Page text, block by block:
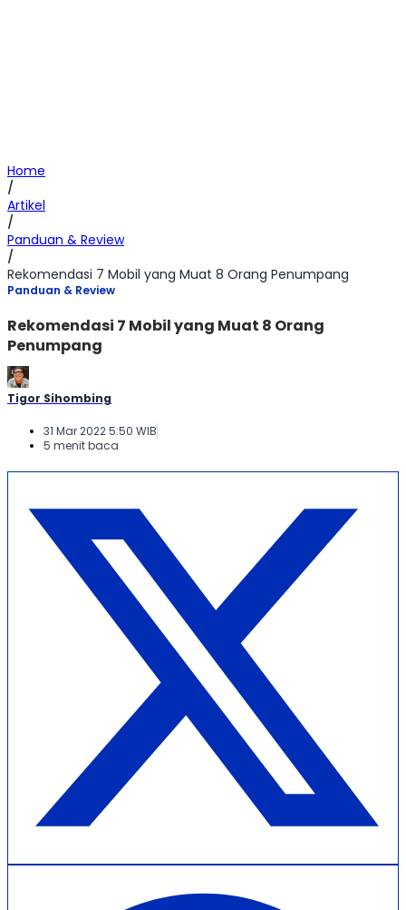
Home
/
Artikel
/
Panduan & Review
/
Rekomendasi 7 Mobil yang Muat 8 Orang Penumpang
Panduan & Review
Rekomendasi 7 Mobil yang Muat 8 Orang
Penumpang
Tigor Sihombing
31 Mar 2022 5:50 WIB
5 menit baca